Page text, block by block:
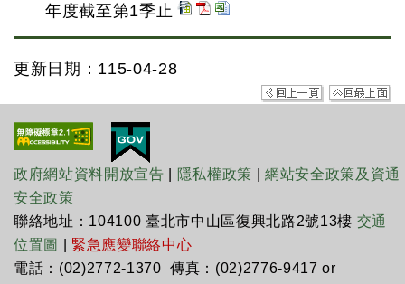
年度截至第1季止
更新日期：115-04-28
政府網站資料開放宣告 隱私權政策 |網站安全政策及資通
安全政策
聯絡地址：104100 臺北市中山區復興北路2號13樓 交通
位置圖
緊急應變聯絡中心
電話：(02)2772-1370 傳真：(02)2776-9417 or